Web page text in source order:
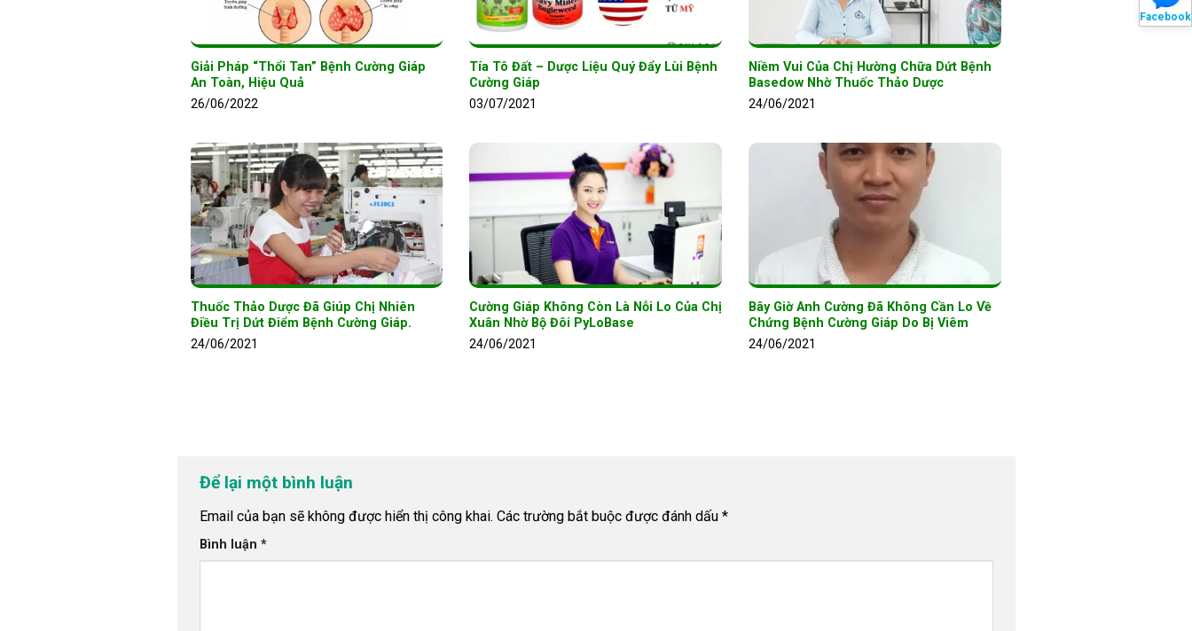
Facebook
Giải Pháp “Thổi Tan” Bệnh Cường Giáp
An Toàn, Hiệu Quả
26/06/2022
Tía Tô Đất – Dược Liệu Quý Đẩy Lùi Bệnh
Cường Giáp
03/07/2021
Niềm Vui Của Chị Hường Chữa Dứt Bệnh
Basedow Nhờ Thuốc Thảo Dược
24/06/2021
Thuốc Thảo Dược Đã Giúp Chị Nhiên
Điều Trị Dứt Điểm Bệnh Cường Giáp.
24/06/2021
Cường Giáp Không Còn Là Nỗi Lo Của Chị
Xuân Nhờ Bộ Đôi PyLoBase
24/06/2021
Bây Giờ Anh Cường Đã Không Cần Lo Về
Chứng Bệnh Cường Giáp Do Bị Viêm
24/06/2021
Để lại một bình luận
Email của bạn sẽ không được hiển thị công khai. Các trường bắt buộc được đánh dấu *
Bình luận *